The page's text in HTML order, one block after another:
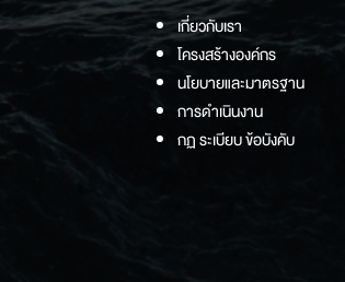
เกี่ยวกับเรา
โครงสร้างองค์กร
นโยบายและมาตรฐาน
การดำเนินงาน
กฏ ระเบียบ ข้อบังคับ